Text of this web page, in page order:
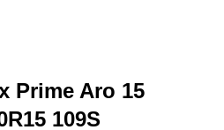
Prime Aro 15
109S